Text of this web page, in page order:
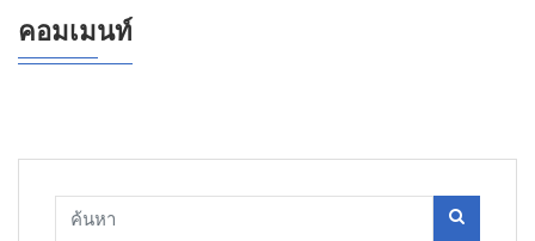
คอมเมนท์